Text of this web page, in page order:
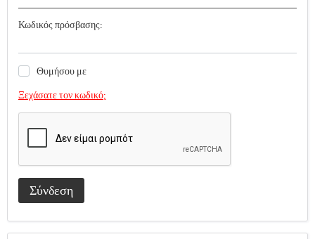
Κωδικός πρόσβασης:
Θυμήσου με
Ξεχάσατε τον κωδικό;
Σύνδεση